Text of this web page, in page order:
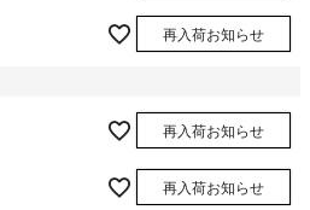
再入荷お知らせ
再入荷お知らせ
再入荷お知らせ